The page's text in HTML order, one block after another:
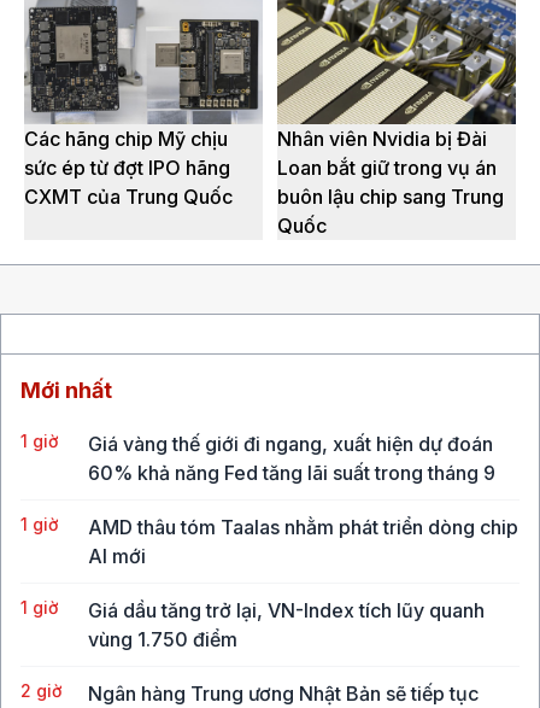
Các hãng chip Mỹ chịu
sức ép từ đợt IPO hãng
CXMT của Trung Quốc
Nhân viên Nvidia bị Đài
Loan bắt giữ trong vụ án
buôn lậu chip sang Trung
Quốc
Mới nhất
1 giờ
Giá vàng thế giới đi ngang, xuất hiện dự đoán
60% khả năng Fed tăng lãi suất trong tháng 9
1 giờ
AMD thâu tóm Taalas nhằm phát triển dòng chip
AI mới
1 giờ
Giá dầu tăng trở lại, VN-Index tích lũy quanh
vùng 1.750 điểm
2 giờ
Ngân hàng Trung ương Nhật Bản sẽ tiếp tục